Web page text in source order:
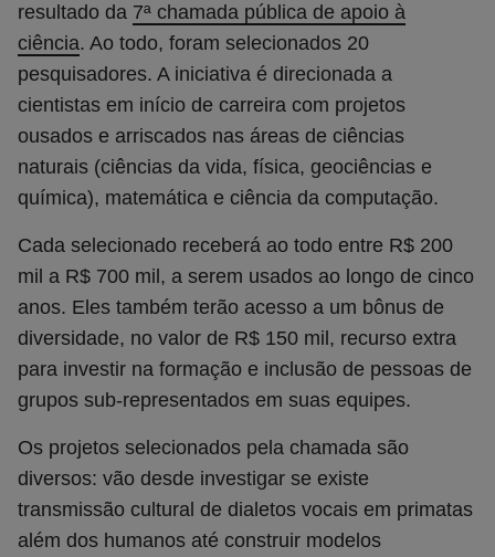
resultado da 7ª chamada pública de apoio à
ciência. Ao todo, foram selecionados 20
pesquisadores. A iniciativa é direcionada a
cientistas em início de carreira com projetos
ousados e arriscados nas áreas de ciências
naturais (ciências da vida, física, geociências e
química), matemática e ciência da computação.
Cada selecionado receberá ao todo entre R$ 200
mil a R$ 700 mil, a serem usados ao longo de cinco
anos. Eles também terão acesso a um bônus de
diversidade, no valor de R$ 150 mil, recurso extra
para investir na formação e inclusão de pessoas de
grupos sub-representados em suas equipes.
Os projetos selecionados pela chamada são
diversos: vão desde investigar se existe
transmissão cultural de dialetos vocais em primatas
além dos humanos até construir modelos